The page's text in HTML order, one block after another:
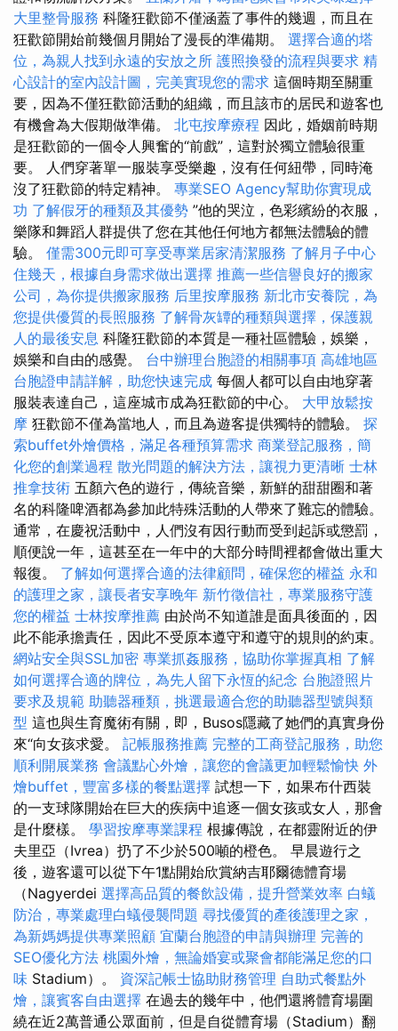
大里整骨服務 科隆狂歡節不僅涵蓋了事件的幾週，而且在
狂歡節開始前幾個月開始了漫長的準備期。 選擇合適的塔
位，為親人找到永遠的安放之所 護照換發的流程與要求 精
心設計的室內設計圖，完美實現您的需求 這個時期至關重
要，因為不僅狂歡節活動的組織，而且該市的居民和遊客也
有機會為大假期做準備。 北屯按摩療程 因此，婚姻前時期
是狂歡節的一個令人興奮的“前戲”，這對於獨立體驗很重
要。 人們穿著單一服裝享受樂趣，沒有任何紐帶，同時淹
沒了狂歡節的特定精神。 專業SEO Agency幫助你實現成
功 了解假牙的種類及其優勢 ”他的哭泣，色彩繽紛的衣服，
樂隊和舞蹈人群提供了您在其他任何地方都無法體驗的體
驗。 僅需300元即可享受專業居家清潔服務 了解月子中心
住幾天，根據自身需求做出選擇 推薦一些信譽良好的搬家
公司，為你提供搬家服務 后里按摩服務 新北市安養院，為
您提供優質的長照服務 了解骨灰罈的種類與選擇，保護親
人的最後安息 科隆狂歡節的本質是一種社區體驗，娛樂，
娛樂和自由的感覺。 台中辦理台胞證的相關事項 高雄地區
台胞證申請詳解，助您快速完成 每個人都可以自由地穿著
服裝表達自己，這座城市成為狂歡節的中心。 大甲放鬆按
摩 狂歡節不僅為當地人，而且為遊客提供獨特的體驗。 探
索buffet外燴價格，滿足各種預算需求 商業登記服務，簡
化您的創業過程 散光問題的解決方法，讓視力更清晰 士林
推拿技術 五顏六色的遊行，傳統音樂，新鮮的甜甜圈和著
名的科隆啤酒都為參加此特殊活動的人帶來了難忘的體驗。
通常，在慶祝活動中，人們沒有因行動而受到起訴或懲罰，
順便說一年，這甚至在一年中的大部分時間裡都會做出重大
報復。 了解如何選擇合適的法律顧問，確保您的權益 永和
的護理之家，讓長者安享晚年 新竹徵信社，專業服務守護
您的權益 士林按摩推薦 由於尚不知道誰是面具後面的，因
此不能承擔責任，因此不受原本遵守和遵守的規則的約束。
網站安全與SSL加密 專業抓姦服務，協助你掌握真相 了解
如何選擇合適的牌位，為先人留下永恆的紀念 台胞證照片
要求及規範 助聽器種類，挑選最適合您的助聽器型號與類
型 這也與生育魔術有關，即，Busos隱藏了她們的真實身份
來“向女孩求愛。 記帳服務推薦 完整的工商登記服務，助您
順利開展業務 會議點心外燴，讓您的會議更加輕鬆愉快 外
燴buffet，豐富多樣的餐點選擇 試想一下，如果布什西裝
的一支球隊開始在巨大的疾病中追逐一個女孩或女人，那會
是什麼樣。 學習按摩專業課程 根據傳說，在都靈附近的伊
夫里亞（Ivrea）扔了不少於500噸的橙色。 早晨遊行之
後，遊客還可以從下午1點開始欣賞納吉耶爾德體育場
（Nagyerdei 選擇高品質的餐飲設備，提升營業效率 白蟻
防治，專業處理白蟻侵襲問題 尋找優質的產後護理之家，
為新媽媽提供專業照顧 宜蘭台胞證的申請與辦理 完善的
SEO優化方法 桃園外燴，無論婚宴或聚會都能滿足您的口
味 Stadium）。 資深記帳士協助財務管理 自助式餐點外
燴，讓賓客自由選擇 在過去的幾年中，他們還將體育場圍
繞在近2萬普通公眾面前，但是自從體育場（Stadium）翻